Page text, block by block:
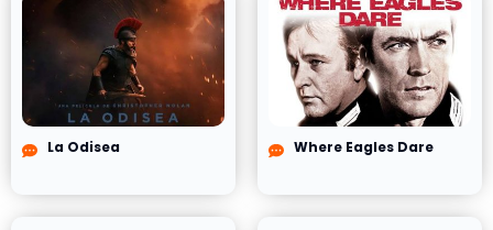
La Odisea Where Eagles Dare